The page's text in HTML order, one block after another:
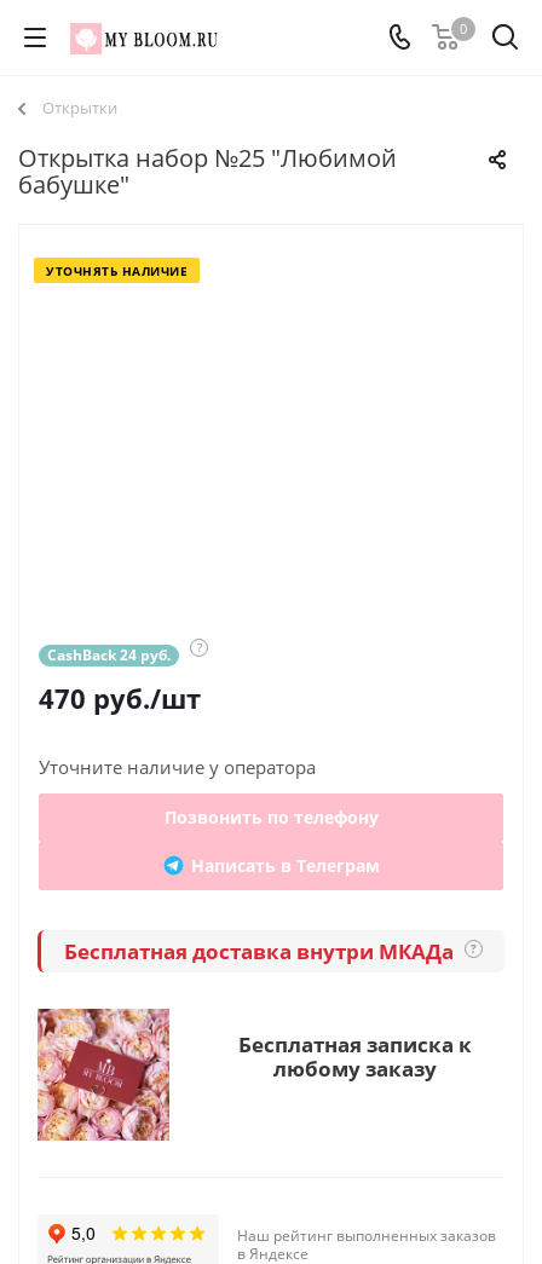
0
Открытки
Открытка набор №25 "Любимой
бабушке"
УТОЧНЯТЬ НАЛИЧИЕ
CashBack 24 руб. ?
470 руб./шт
Уточните наличие у оператора
Позвонить по телефону
Написать в Телеграм
Бесплатная доставка внутри МКАДа ?
Бесплатная записка к
любому заказу
Наш рейтинг выполненных заказов
в Яндексе